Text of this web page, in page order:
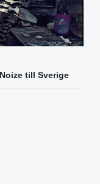
till Sverige